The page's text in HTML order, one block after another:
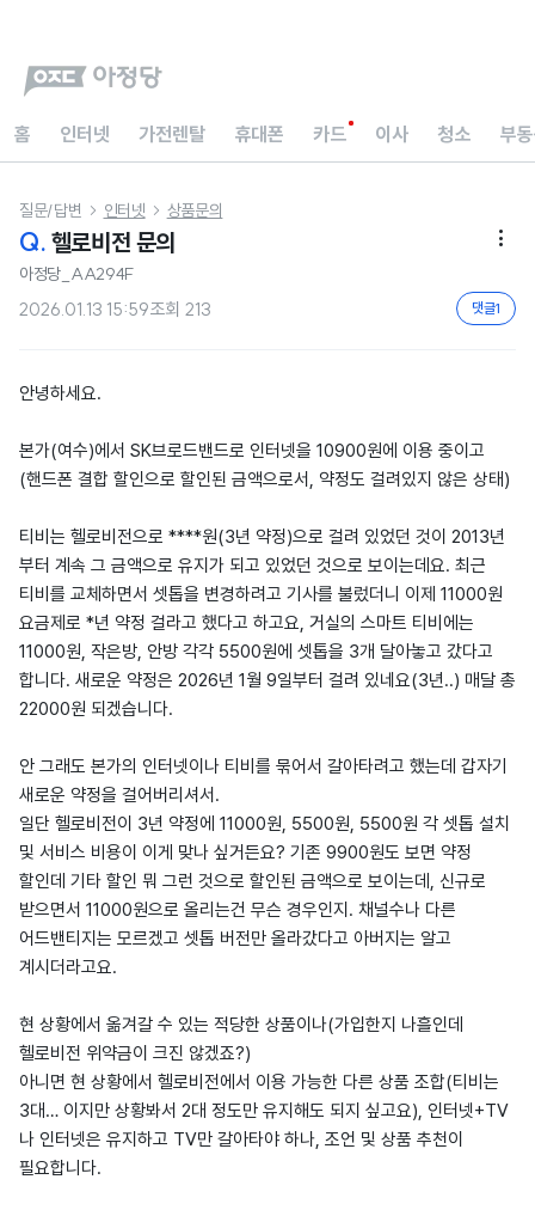
홈 인터넷 가전렌탈 휴대폰 카드 이사 청소 부
질문/답변  인터넷  상품문의
Q. 헬로비전 문의 
아정당_AA294F
2026.01.13 15:59조회 213 댓글1
안녕하세요.
본가(여수)에서 SK브로드밴드로 인터넷을 10900원에 이용 중이고
(핸드폰 결합 할인으로 할인된 금액으로서, 약정도 걸려있지 않은 상태)
티비는 헬로비전으로 ****원(3년 약정)으로 걸려 있었던 것이 2013년
부터 계속 그 금액으로 유지가 되고 있었던 것으로 보이는데요. 최근
티비를 교체하면서 셋톱을 변경하려고 기사를 불렀더니 이제 11000원
요금제로 *년 약정 걸라고 했다고 하고요, 거실의 스마트 티비에는
11000원, 작은방, 안방 각각 5500원에 셋톱을 3개 달아놓고 갔다고
합니다. 새로운 약정은 2026년 1월 9일부터 걸려 있네요(3년..) 매달 총
22000원 되겠습니다.
안 그래도 본가의 인터넷이나 티비를 묶어서 갈아타려고 했는데 갑자기
새로운 약정을 걸어버리셔서.
일단 헬로비전이 3년 약정에 11000원, 5500원, 5500원 각 셋톱 설치
및 서비스 비용이 이게 맞나 싶거든요? 기존 9900원도 보면 약정
할인데 기타 할인 뭐 그런 것으로 할인된 금액으로 보이는데, 신규로
받으면서 11000원으로 올리는건 무슨 경우인지. 채널수나 다른
어드밴티지는 모르겠고 셋톱 버전만 올라갔다고 아버지는 알고
계시더라고요.
현 상황에서 옮겨갈 수 있는 적당한 상품이나(가입한지 나흘인데
헬로비전 위약금이 크진 않겠죠?)
아니면 현 상황에서 헬로비전에서 이용 가능한 다른 상품 조합(티비는
3대… 이지만 상황봐서 2대 정도만 유지해도 되지 싶고요), 인터넷+TV
나 인터넷은 유지하고 TV만 갈아타야 하나, 조언 및 상품 추천이
필요합니다.